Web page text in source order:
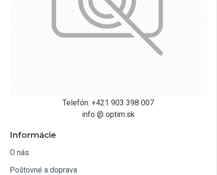
Telefón: +421 903 398 007
info @ optim.sk
Informácie
O nás
Poštovné a doprava